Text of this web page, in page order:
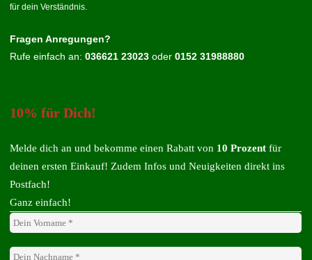
für dein Verständnis.
Fragen Anregungen?
Rufe einfach an:036621 23023 oder0152 31988880
10% für Dich!
Melde dich an und bekomme einen Rabatt von 10 Prozent für
deinen ersten Einkauf! Zudem Infos und Neuigkeiten direkt ins
Postfach!
Ganz einfach!